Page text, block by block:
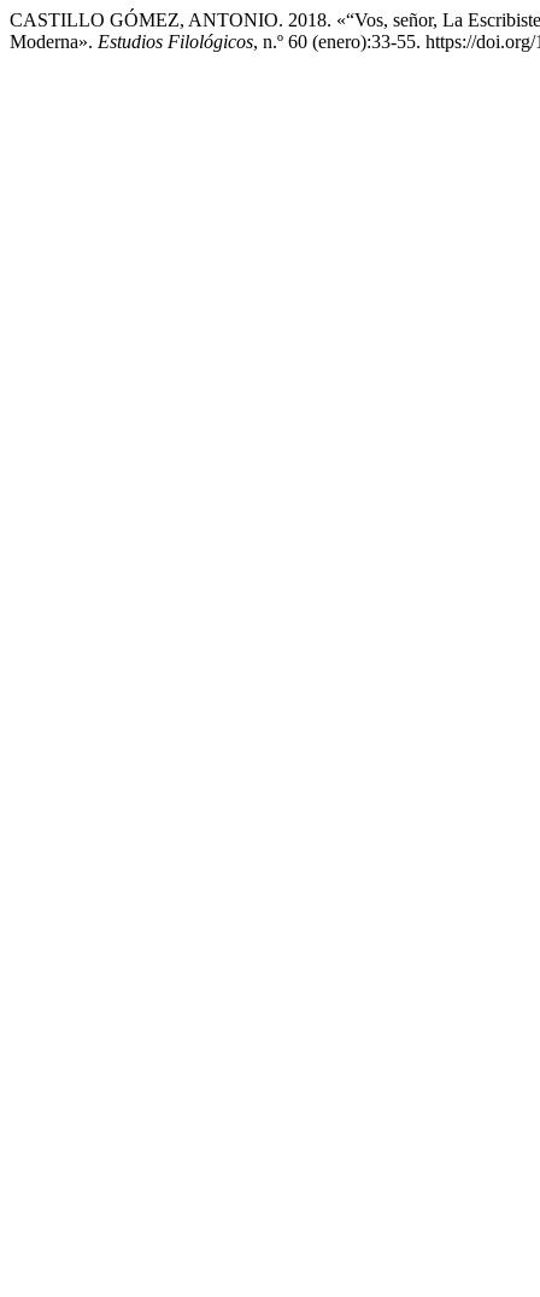
CASTILLO GÓMEZ, ANTONIO. 2018. «“Vos, señor, La
Moderna». Estudios Filológicos, n.º 60 (enero):33-55. https://